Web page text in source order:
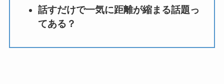
話すだけで一気に距離が縮まる話題っ
てある？